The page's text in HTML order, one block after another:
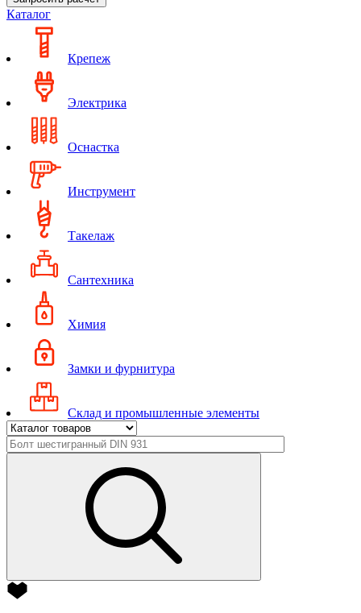
Каталог
Крепеж
Электрика
Оснастка
Инструмент
Такелаж
Сантехника
Химия
Замки и фурнитура
Склад и промышленные элементы